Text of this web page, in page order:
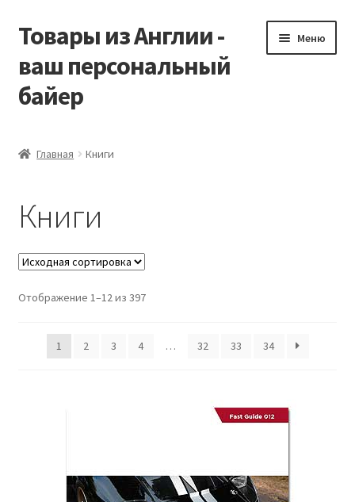
Перейти
навигации
Перейти
содержимому
Товары из Англии -
ваш персональный
байер
Меню
Заказать Vitabiotics
Контакты
Корзина
Мой аккаунт
Главная Книги
Книги
Отображение 1–12 из 397
1 2 3 4 … 32 33 34